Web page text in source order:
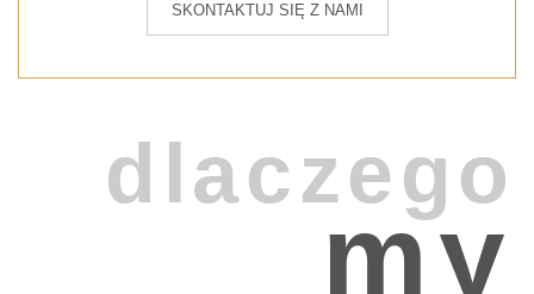
SKONTAKTUJ SIĘ Z NAMI
dlaczego
my